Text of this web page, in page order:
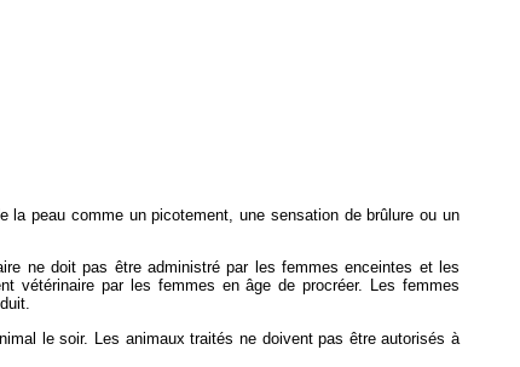
peau comme un picotement, une sensation de brûlure ou un
ne doit pas être administré par les femmes enceintes et les
vétérinaire par les femmes en âge de procréer. Les femmes
le soir. Les animaux traités ne doivent pas être autorisés à